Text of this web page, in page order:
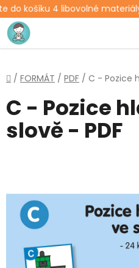
košíku 4 libovolné materiály
Přejít
na
obsah
Domů
/ FORMÁT / PDF / C - Pozice
C - Pozice
slově - PDF